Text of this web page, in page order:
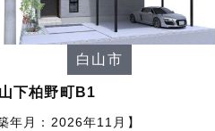
白山市
下柏野町B1
築年月：2026年11月】